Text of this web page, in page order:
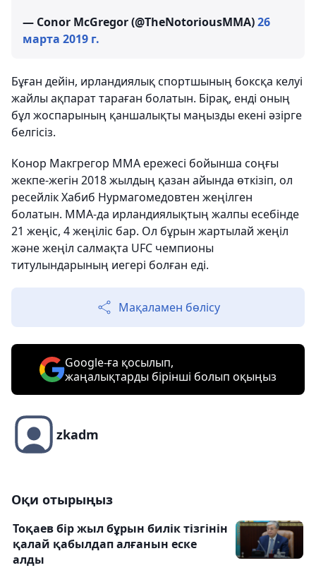
— Conor McGregor (@TheNotoriousMMA)26
марта 2019 г.
Бұған дейін, ирландиялық спортшының боксқа келуі
жайлы ақпарат тараған болатын. Бірақ, енді оның
бұл жоспарының қаншалықты маңызды екені әзірге
белгісіз.
Конор Макгрегор ММА ережесі бойынша соңғы
жекпе-жегін 2018 жылдың қазан айында өткізіп, ол
ресейлік Хабиб Нурмагомедовтен жеңілген
болатын. ММА-да ирландиялықтың жалпы есебінде
21 жеңіс, 4 жеңіліс бар. Ол бұрын жартылай жеңіл
және жеңіл салмақта UFC чемпионы
титулындарының иегері болған еді.
Мақаламен бөлісу
Google-ға қосылып,
жаңалықтарды бірінші болып оқыңыз
zkadm
Оқи отырыңыз
Тоқаев бір жыл бұрын билік тізгінін
қалай қабылдап алғанын еске
алды